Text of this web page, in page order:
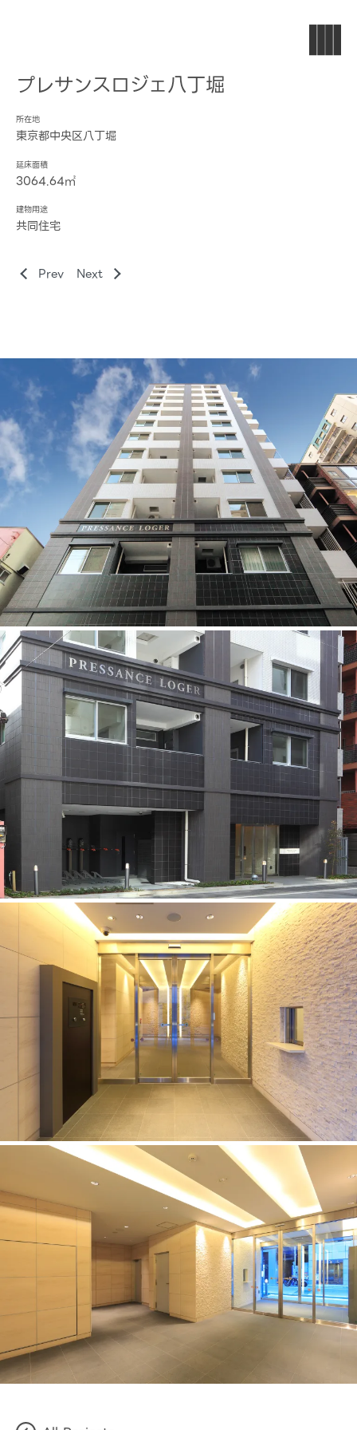
プレサンスロジェ八丁堀
所在地
東京都中央区八丁堀
延床面積
3064.64㎡
建物用途
共同住宅
Prev Next